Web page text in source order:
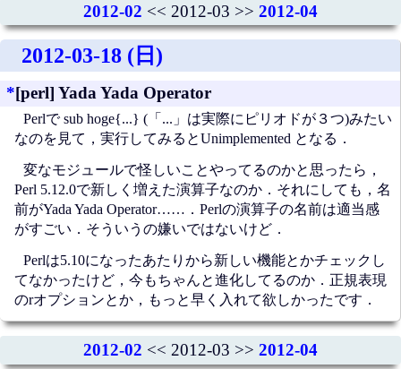
2012-02 << 2012-03 >> 2012-04
2012-03-18 (日)
*[perl] Yada Yada Operator
Perlで sub hoge{...} (「...」は実際にピリオドが３つ)みたい
なのを見て，実行してみるとUnimplemented となる．
変なモジュールで怪しいことやってるのかと思ったら，
Perl 5.12.0で新しく増えた演算子なのか．それにしても，名
前がYada Yada Operator……．Perlの演算子の名前は適当感
がすごい．そういうの嫌いではないけど．
Perlは5.10になったあたりから新しい機能とかチェックし
てなかったけど，今もちゃんと進化してるのか．正規表現
のrオプションとか，もっと早く入れて欲しかったです．
2012-02 << 2012-03 >> 2012-04